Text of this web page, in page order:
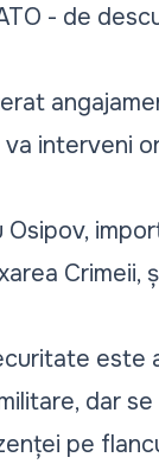
- de
va interveni
Crimeii,
este
dar
pe